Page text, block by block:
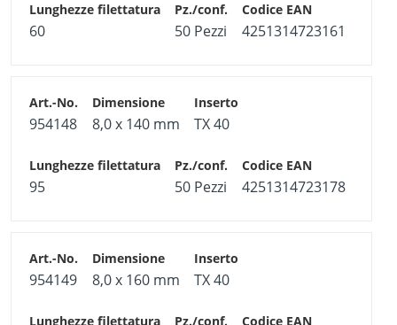
60 50 Pezzi 4251314723161
954148 8,0 x 140 mm TX 40
95 50 Pezzi 4251314723178
954149 8,0 x 160 mm TX 40